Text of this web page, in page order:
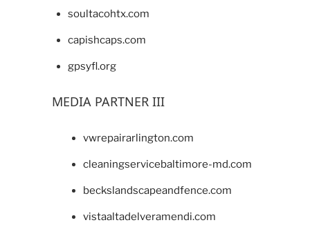
soultacohtx.com
capishcaps.com
gpsyfl.org
MEDIA PARTNER III
vwrepairarlington.com
cleaningservicebaltimore-md.com
beckslandscapeandfence.com
vistaaltadelveramendi.com